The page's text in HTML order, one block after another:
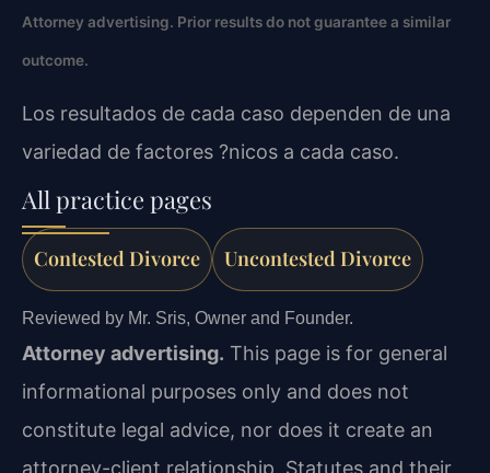
Attorney advertising. Prior results do not guarantee a similar
outcome.
Los resultados de cada caso dependen de una
variedad de factores ?nicos a cada caso.
All practice pages
Contested Divorce Uncontested Divorce
Reviewed by Mr. Sris, Owner and Founder.
Attorney advertising. This page is for general
informational purposes only and does not
constitute legal advice, nor does it create an
attorney-client relationship. Statutes and their